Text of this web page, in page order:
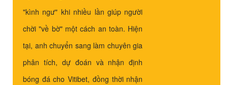
"kình ngư" khi nhiều lần giúp người
chời "về bờ" một cách an toàn. Hiện
tại, anh chuyển sang làm chuyên gia
phân tích, dự đoán và nhận định
bóng đá cho Vitibet, đồng thời nhận